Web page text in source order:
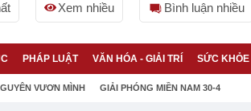
Xem nhiều Bình luận nhiều
PHÁP LUẬT VĂN HÓA - GIẢI TRÍ SỨC KHỎE
VƯƠN MÌNH GIẢI PHÓNG MIỀN NAM 30-4